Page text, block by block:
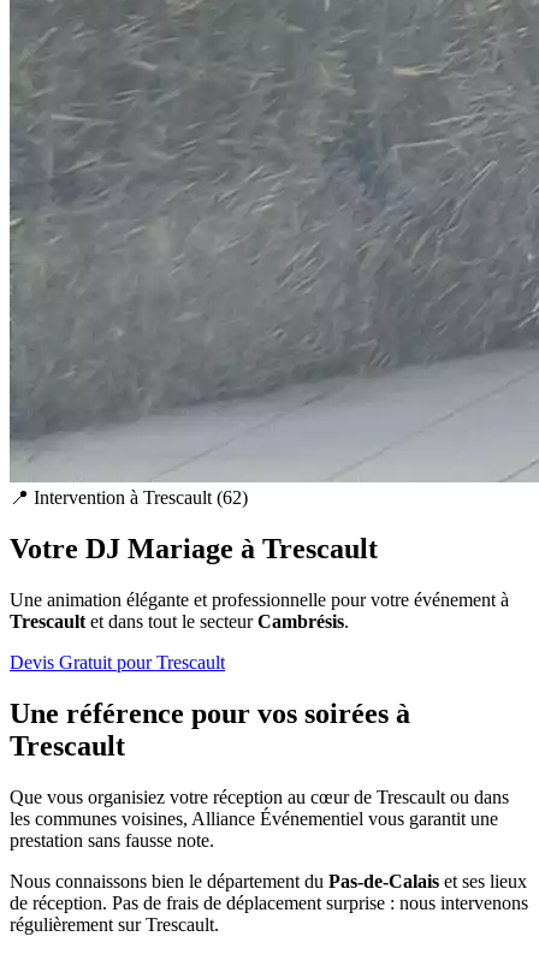
📍 Intervention à Trescault (62)
Votre DJ Mariage à Trescault
Une animation élégante et professionnelle pour votre événement à
Trescault et dans tout le secteurCambrésis.
Devis Gratuit pourTrescault
Une référence pour vos soirées à
Trescault
Que vous organisiez votre réception au cœur de Trescault ou dans
les communes voisines, Alliance Événementiel vous garantit une
prestation sans fausse note.
Nous connaissons bien le département du Pas-de-Calais et ses lieux
de réception. Pas de frais de déplacement surprise : nous intervenons
régulièrement surTrescault.